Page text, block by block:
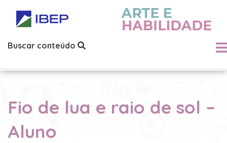
Buscar conteúdo
Fio de lua e raio de sol –
Aluno